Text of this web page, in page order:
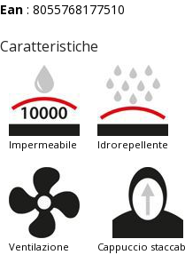
Ean : 8055768177510
Caratteristiche
impermeabile idrorepellente
ventilazione cappuccio